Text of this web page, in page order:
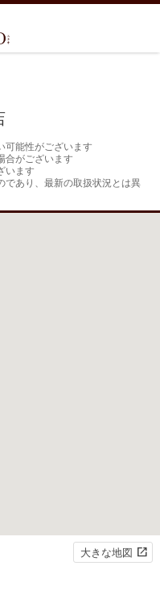
可能性がございます
合がございます
います
であり、最新の取扱状況とは異
大きな地図